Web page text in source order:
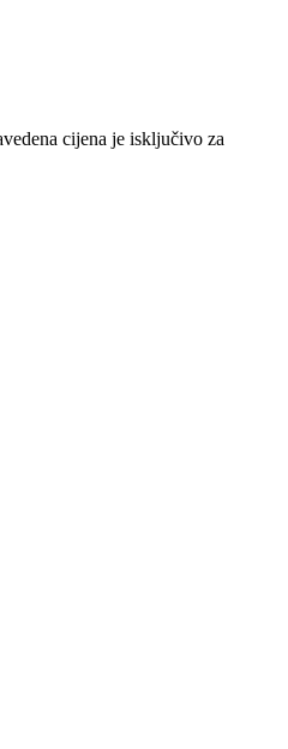
cijena je isključivo za